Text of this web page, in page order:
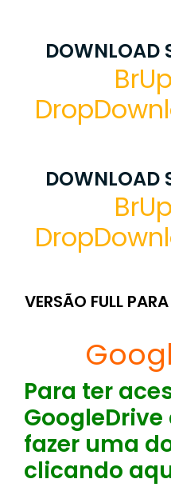
DOWNLOAD
DOWNLOAD
VERSÃO FULL
Para ter
fazer uma
clicando